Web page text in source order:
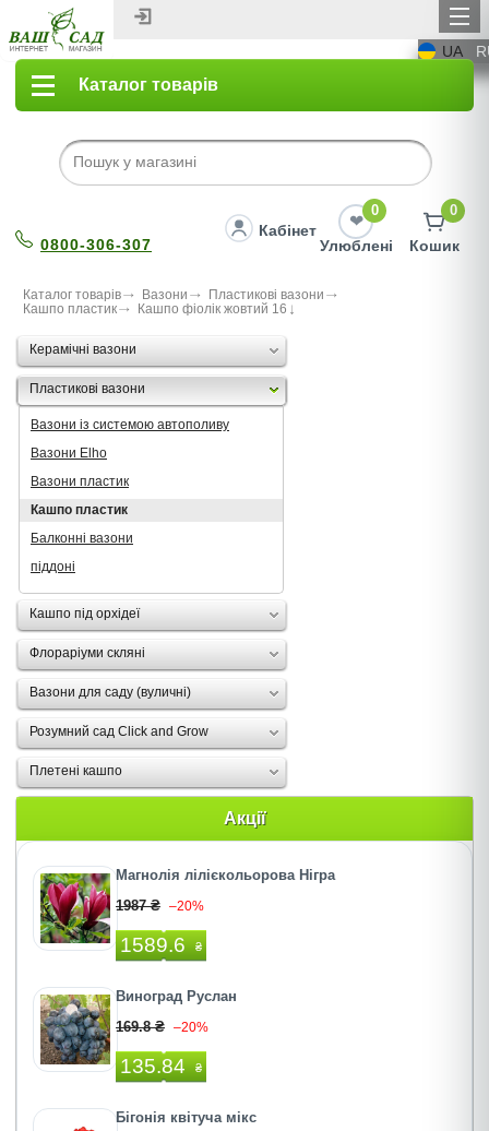
UA
Каталог товарів
0800-306-307
Кабінет
0
Улюблені
0
Кошик
Каталог товарів Вазони
Пластикові вазони
Кашпо пластик
Кашпо фіолік жовтий 16
Керамічні вазони
Пластикові вазони
Вазони із системою автополиву
Вазони Elho
Вазони пластик
Кашпо пластик
Балконні вазони
піддоні
Кашпо під орхідеї
Флораріуми скляні
Вазони для саду (вуличні)
Розумний сад Click and Grow
Плетені кашпо
Акції
Магнолія лілієкольорова Нігра
1987 ₴ –20%
1589.6 ₴
Виноград Руслан
169.8 ₴ –20%
135.84 ₴
Бігонія квітуча мікс